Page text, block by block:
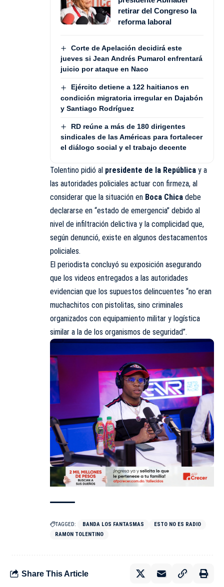
retirar del Congreso la
reforma laboral
Corte de Apelación decidirá este
jueves si Jean Andrés Pumarol enfrentará
juicio por ataque en Naco
Ejército detiene a 122 haitianos en
condición migratoria irregular en Dajabón
y Santiago Rodríguez
RD reúne a más de 180 dirigentes
sindicales de las Américas para fortalecer
el diálogo social y el trabajo decente
Tolentino pidió al presidente de la República y a
las autoridades policiales actuar con firmeza, al
considerar que la situación en Boca Chica debe
declararse en “estado de emergencia” debido al
nivel de infiltración delictiva y la complicidad que,
según denunció, existe en algunos destacamentos
policiales.
El periodista concluyó su exposición asegurando
que los videos entregados a las autoridades
evidencian que los supuestos delincuentes “no eran
muchachitos con pistolitas, sino criminales
organizados con equipamiento militar y logística
similar a la de los organismos de seguridad”.
TAGGED: BANDA LOS FANTASMAS
ESTO NO ES RADIO
RAMON TOLENTINO
Share This Article